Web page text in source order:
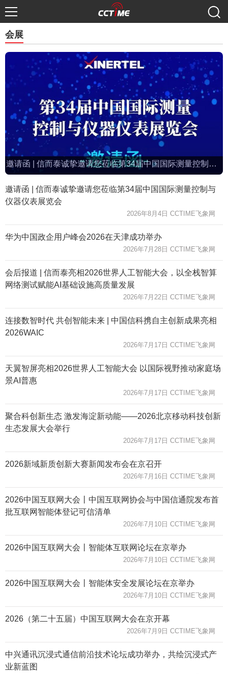
会展
邀请函 | 信而泰诚挚邀请您莅临第34届中国国际测量控制与仪器仪表展览会
邀请函 | 信而泰诚挚邀请您莅临第34届中国国际测量控制与
仪器仪表展览会
2026年8月4日 CCTIME飞象网
华为中国政企用户峰会2026在天津成功举办
2026年7月28日 CCTIME飞象网
会后报道 | 信而泰亮相2026世界人工智能大会，以全栈智算
网络测试赋能AI基础设施高质量发展
2026年7月22日 CCTIME飞象网
连接数智时代 共创智能未来 | 中国信科携自主创新成果亮相
2026WAIC
2026年7月17日 CCTIME飞象网
天翼智屏亮相2026世界人工智能大会 以国际视野推动家庭场
景AI普惠
2026年7月17日 CCTIME飞象网
聚合科创新生态 激发海淀新动能——2026北京移动科技创新
生态发展大会举行
2026年7月17日 CCTIME飞象网
2026新域新质创新大赛新闻发布会在京召开
2026年7月16日 CCTIME飞象网
2026中国互联网大会丨中国互联网协会与中国信通院发布首
批互联网智能体登记可信清单
2026年7月10日 CCTIME飞象网
2026中国互联网大会丨智能体互联网论坛在京举办
2026年7月10日 CCTIME飞象网
2026中国互联网大会丨智能体安全发展论坛在京举办
2026年7月10日 CCTIME飞象网
2026（第二十五届）中国互联网大会在京开幕
2026年7月9日 CCTIME飞象网
中兴通讯沉浸式通信前沿技术论坛成功举办，共绘沉浸式产
业新蓝图